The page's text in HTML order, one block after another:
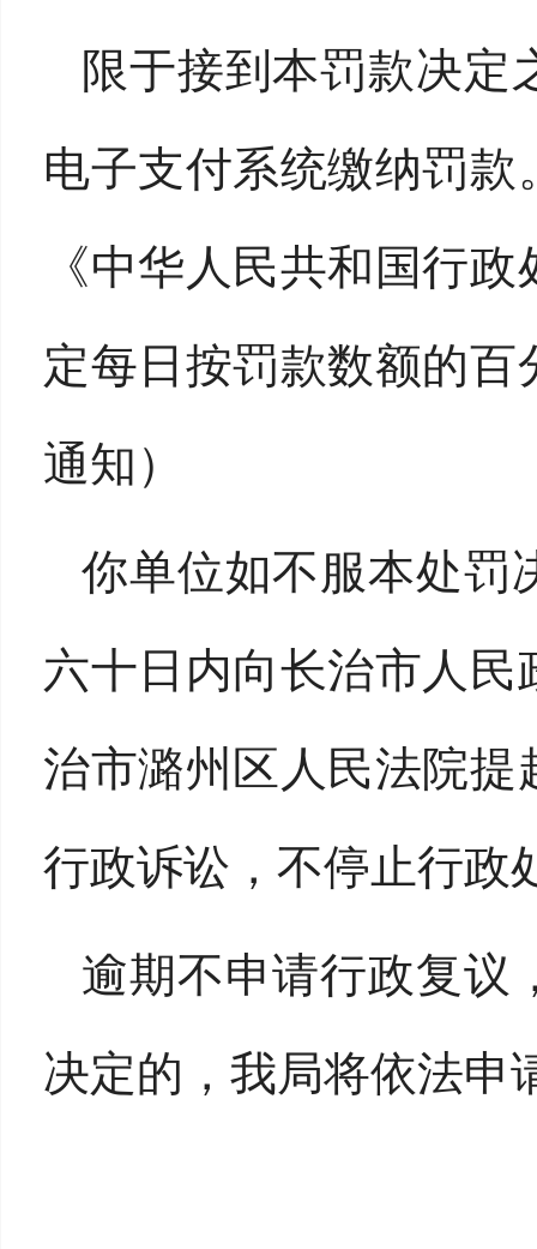
限于接到本罚款决定
电子支付系统缴纳罚
《中华人民共和国行
定每日按罚款数额的
通知）
你单位如不服本处罚
六十日内向长治市人
治市潞州区人民法院
行政诉讼，不停止行政
逾期不申请行政复议
决定的，我局将依法申